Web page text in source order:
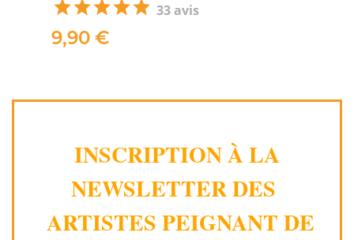
33 avis
9,90 €
INSCRIPTION À LA
NEWSLETTER DES
ARTISTES PEIGNANT DE